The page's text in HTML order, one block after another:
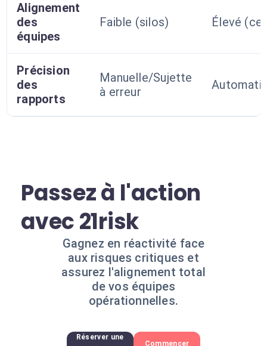
Alignement
des
équipes
Faible (silos) Élevé
Précision
des
rapports
Manuelle/Sujette
à erreur
Passez à l'action
avec 21risk
Gagnez en réactivité face
aux risques critiques et
assurez l'alignement total
de vos équipes
opérationnelles.
Réserver une
Commencer